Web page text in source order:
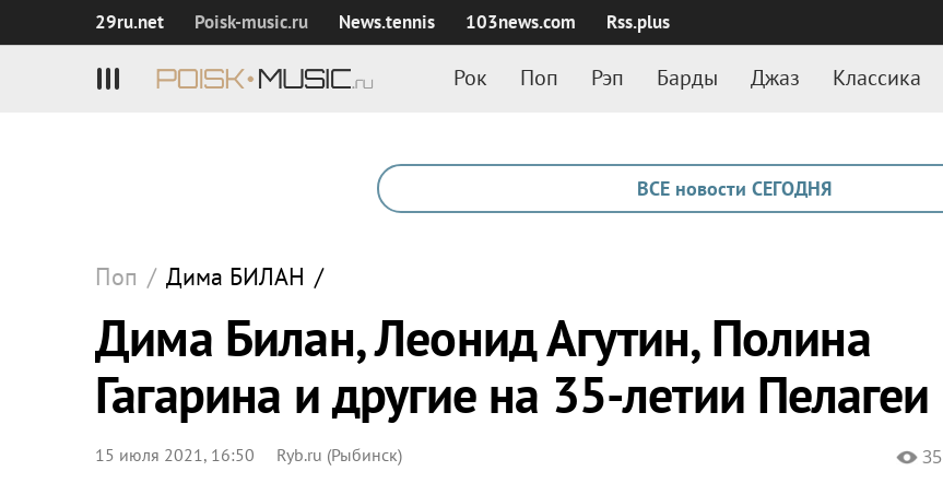
29ru.net Poisk‑music.ru News.tennis 103news.com Rss.plus
Рок Поп Рэп Барды Джаз Классика
ВСЕ новости СЕГОДНЯ
Поп / Дима БИЛАН /
Дима Билан, Леонид Агутин, Полина
Гагарина и другие на 35-летии Пелагеи
15 июля 2021, 16:50 Ryb.ru (Рыбинск) 35